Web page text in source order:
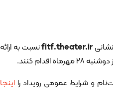
fitf.theater.irنسبت به ارائه
کنند.
و شرایط عمومی رویداد را اینجا